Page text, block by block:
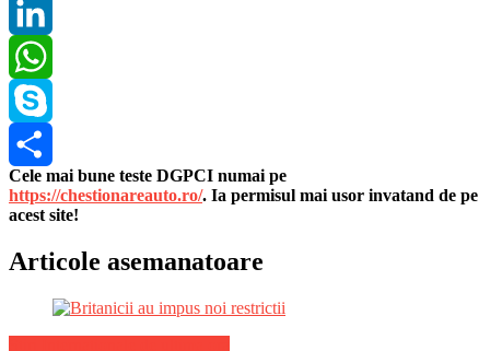
Pinterest
LinkedIn
WhatsApp
Skype
Share
Cele mai bune teste DGPCI numai pe
https://chestionareauto.ro/. Ia permisul mai usor invatand de pe
acest site!
Articole asemanatoare